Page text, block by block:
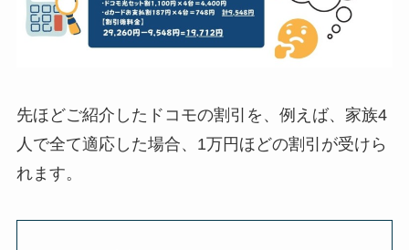
先ほどご紹介したドコモの割引を、例えば、家族4
人で全て適応した場合、1万円ほどの割引が受けら
れます。